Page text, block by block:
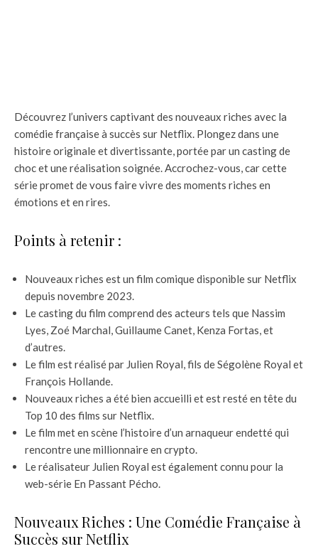
Découvrez l’univers captivant des nouveaux riches avec la
comédie française à succès sur Netflix. Plongez dans une
histoire originale et divertissante, portée par un casting de
choc et une réalisation soignée. Accrochez-vous, car cette
série promet de vous faire vivre des moments riches en
émotions et en rires.
Points à retenir :
Nouveaux riches est un film comique disponible sur Netflix
depuis novembre 2023.
Le casting du film comprend des acteurs tels que Nassim
Lyes, Zoé Marchal, Guillaume Canet, Kenza Fortas, et
d’autres.
Le film est réalisé par Julien Royal, fils de Ségolène Royal et
François Hollande.
Nouveaux riches a été bien accueilli et est resté en tête du
Top 10 des films sur Netflix.
Le film met en scène l’histoire d’un arnaqueur endetté qui
rencontre une millionnaire en crypto.
Le réalisateur Julien Royal est également connu pour la
web-série En Passant Pécho.
Nouveaux Riches : Une Comédie Française à
Succès sur Netflix